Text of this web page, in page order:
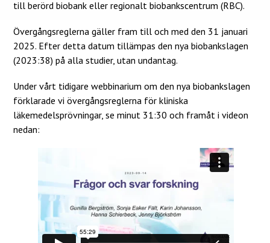
till berörd biobank eller regionalt biobankscentrum (RBC).
Övergångsreglerna gäller fram till och med den 31 januari
2025. Efter detta datum tillämpas den nya biobankslagen
(2023:38) på alla studier, utan undantag.
Under vårt tidigare webbinarium om den nya biobankslagen
förklarade vi övergångsreglerna för kliniska
läkemedelsprövningar, se minut 31:30 och framåt i videon
nedan: